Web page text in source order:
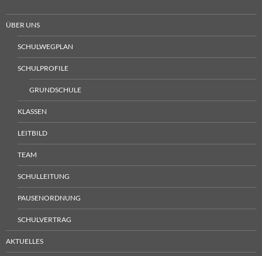
ÜBER UNS
SCHULWEGPLAN
SCHULPROFILE
GRUNDSCHULE
KLASSEN
LEITBILD
TEAM
SCHULLEITUNG
PAUSENORDNUNG
SCHULVERTRAG
AKTUELLES